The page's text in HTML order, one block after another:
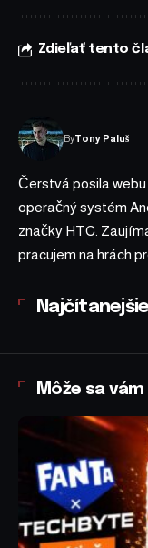
Zdieľať tento
ByTony Paluš
Čerstvá posila
operačný systém
značky HTC.
pracujem na hrách
Najčítanejšie
Môže sa